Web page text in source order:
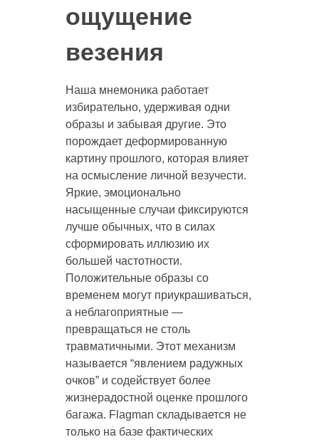
ощущение
везения
Наша мнемоника работает
избирательно, удерживая одни
образы и забывая другие. Это
порождает деформированную
картину прошлого, которая влияет
на осмысление личной везучести.
Яркие, эмоционально
насыщенные случаи фиксируются
лучше обычных, что в силах
сформировать иллюзию их
большей частотности.
Положительные образы со
временем могут приукрашиваться,
а неблагоприятные —
превращаться не столь
травматичными. Этот механизм
называется “явлением радужных
очков” и содействует более
жизнерадостной оценке прошлого
багажа. Flagman складывается не
только на базе фактических